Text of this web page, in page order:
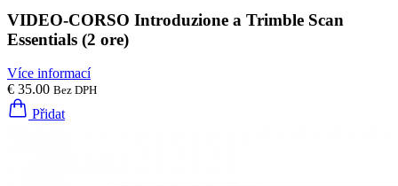
VIDEO-CORSO Introduzione a Trimble Scan
Essentials (2 ore)
Více informací
€ 35.00 Bez DPH
Přidat